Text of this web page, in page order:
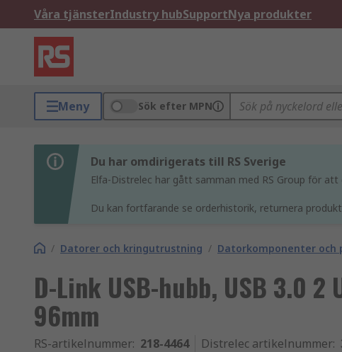
Våra tjänsterIndustry hubSupportNya produkter
Meny Sök efter MPN
Du har omdirigerats till RS Sverige
Elfa-Distrelec har gått samman med RS Group för
Du kan fortfarande se orderhistorik, returnera
/ Datorer och kringutrustning / Datorkomponenter och
D-Link USB-hubb, USB 3.0 2
96mm
RS-artikelnummer: 218-4464 Distrelec artikelnummer: